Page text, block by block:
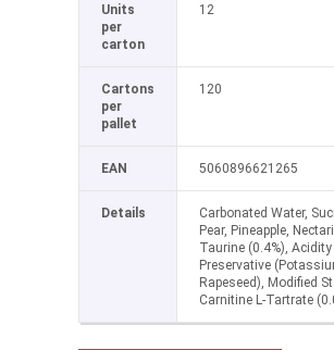
Units
per
carton
12
Cartons
per
pallet
120
EAN 5060896621265
Details
Carbonated Water,
Pear, Pineapple,
Taurine (0.4%),
Preservative
Rapeseed), Modified
Carnitine L-Tartrate